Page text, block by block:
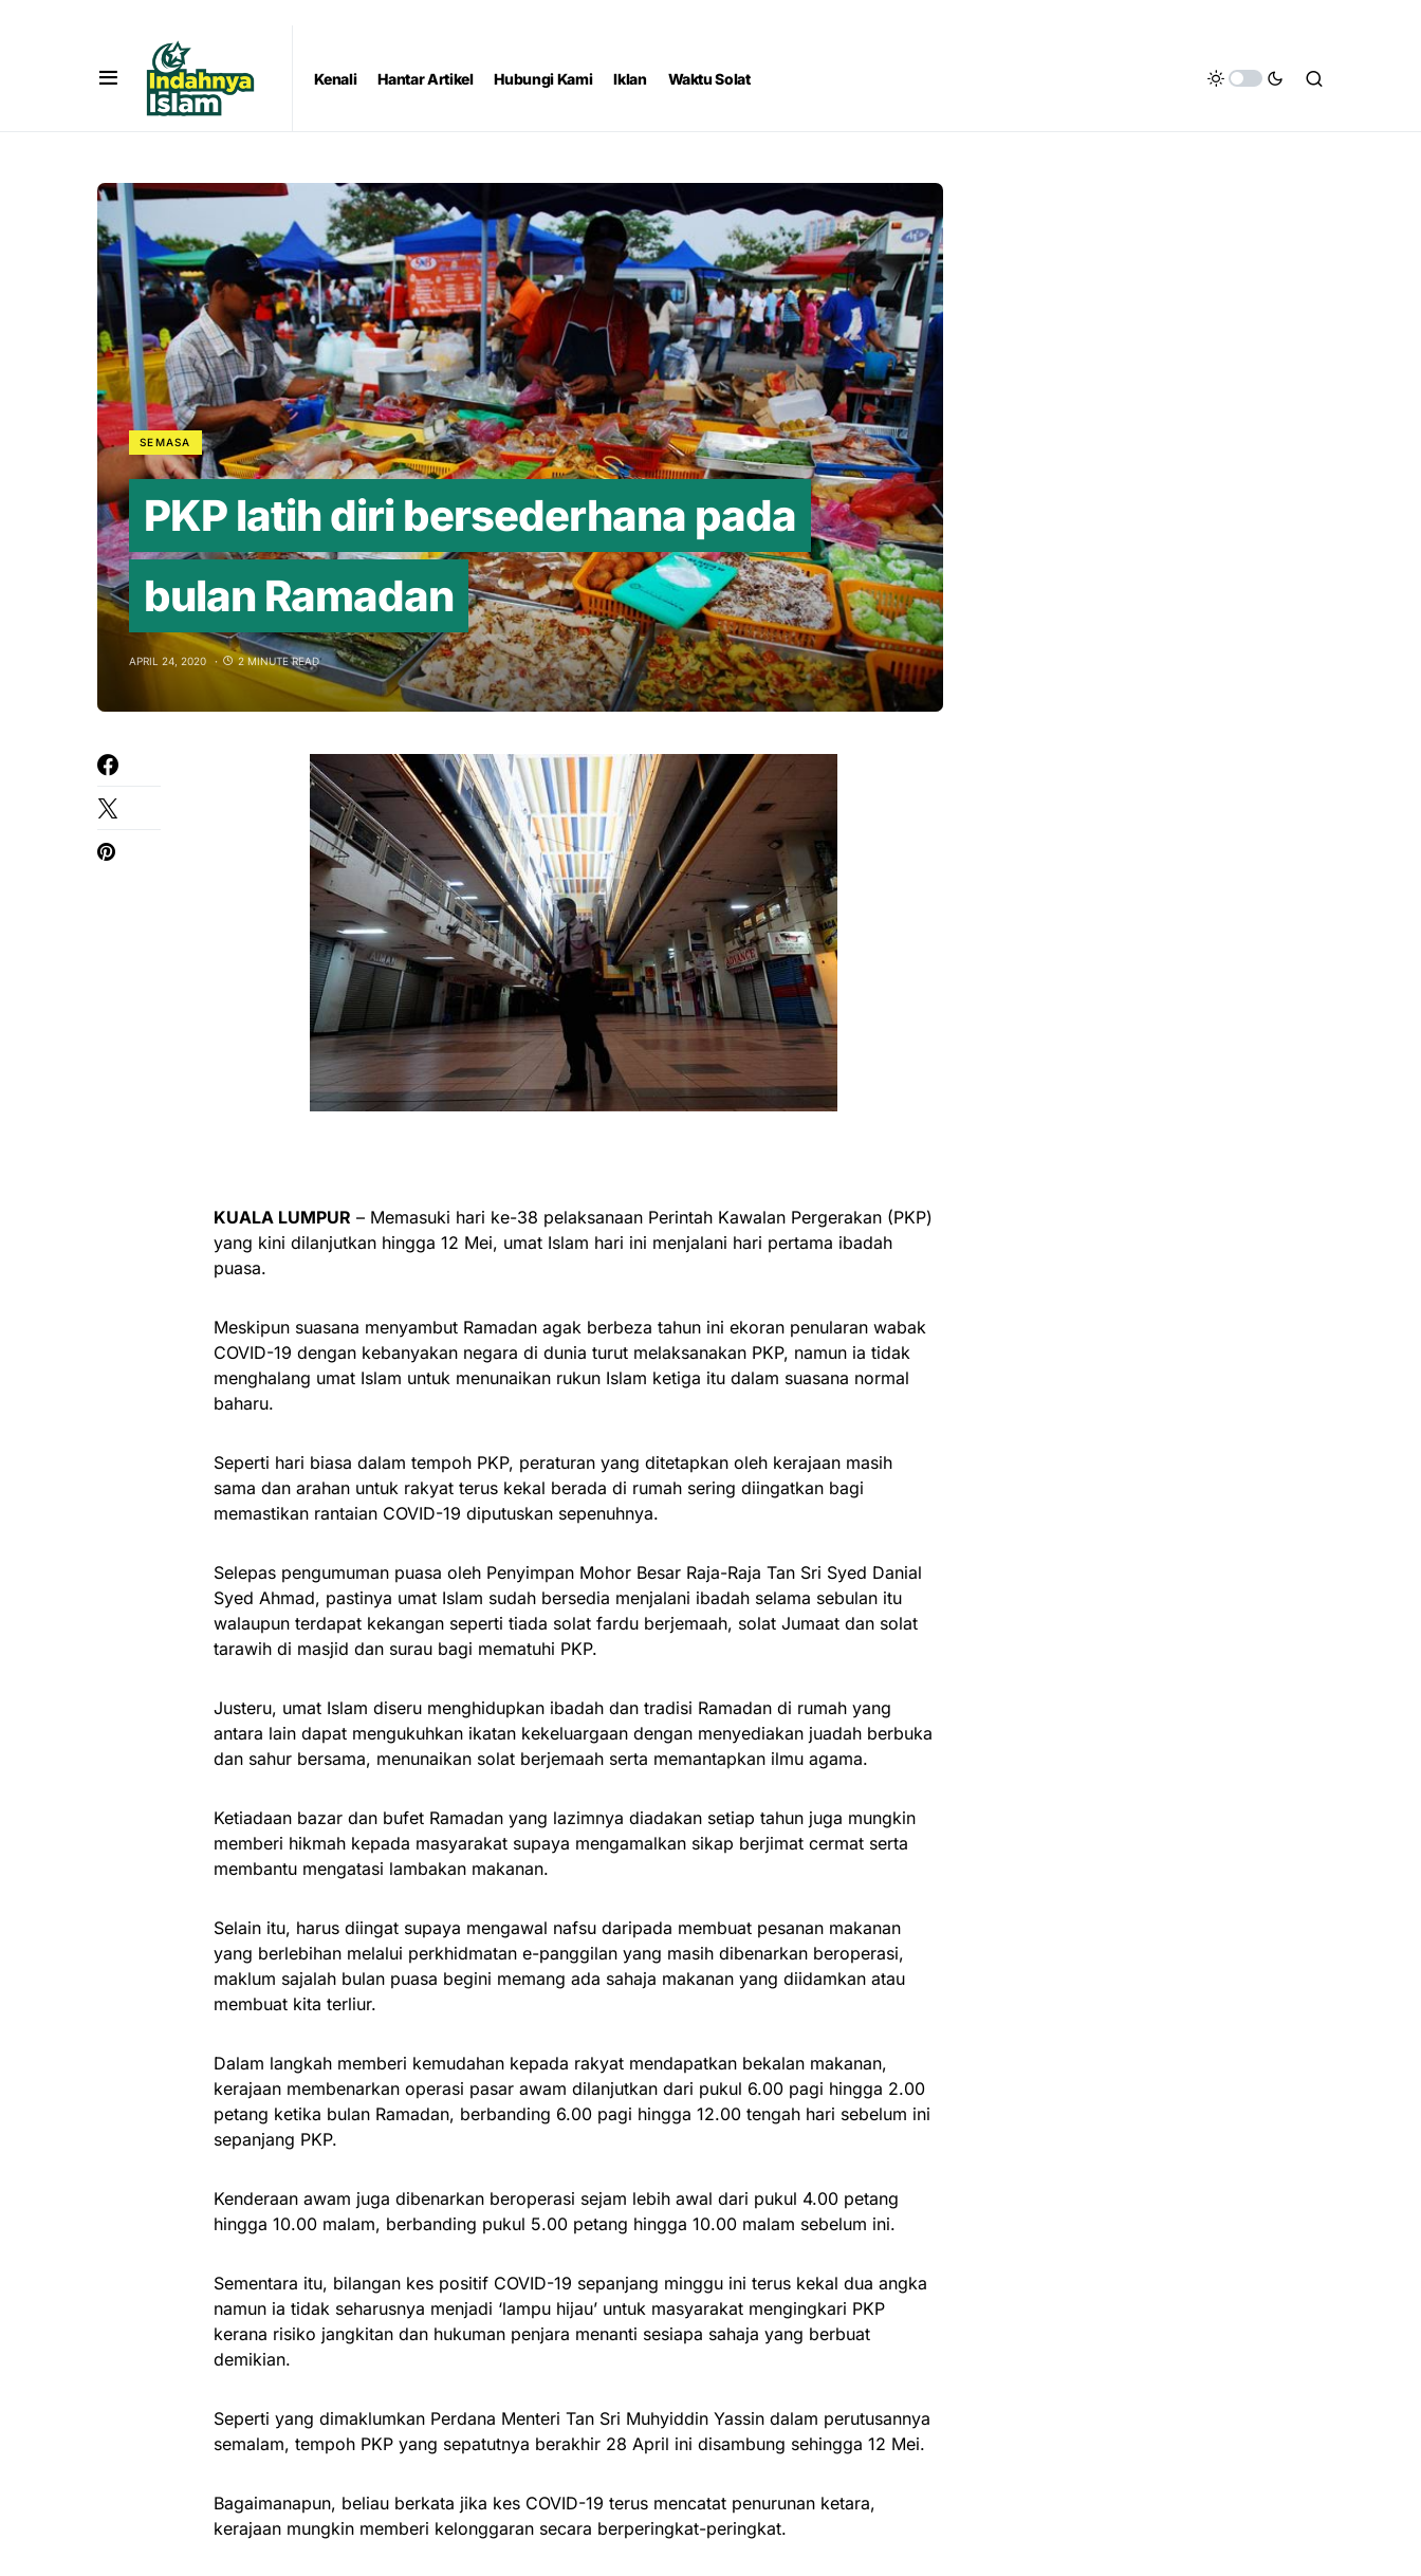
Kenali Hantar Artikel Hubungi Kami Iklan Waktu Solat
SEMASA
PKP latih diri bersederhana pada
bulan Ramadan
APRIL 24, 2020 2 MINUTE READ
KUALA LUMPUR – Memasuki hari ke-38 pelaksanaan Perintah Kawalan Pergerakan (PKP)
yang kini dilanjutkan hingga 12 Mei, umat Islam hari ini menjalani hari pertama ibadah
puasa.
Meskipun suasana menyambut Ramadan agak berbeza tahun ini ekoran penularan wabak
COVID-19 dengan kebanyakan negara di dunia turut melaksanakan PKP, namun ia tidak
menghalang umat Islam untuk menunaikan rukun Islam ketiga itu dalam suasana normal
baharu.
Seperti hari biasa dalam tempoh PKP, peraturan yang ditetapkan oleh kerajaan masih
sama dan arahan untuk rakyat terus kekal berada di rumah sering diingatkan bagi
memastikan rantaian COVID-19 diputuskan sepenuhnya.
Selepas pengumuman puasa oleh Penyimpan Mohor Besar Raja-Raja Tan Sri Syed Danial
Syed Ahmad, pastinya umat Islam sudah bersedia menjalani ibadah selama sebulan itu
walaupun terdapat kekangan seperti tiada solat fardu berjemaah, solat Jumaat dan solat
tarawih di masjid dan surau bagi mematuhi PKP.
Justeru, umat Islam diseru menghidupkan ibadah dan tradisi Ramadan di rumah yang
antara lain dapat mengukuhkan ikatan kekeluargaan dengan menyediakan juadah berbuka
dan sahur bersama, menunaikan solat berjemaah serta memantapkan ilmu agama.
Ketiadaan bazar dan bufet Ramadan yang lazimnya diadakan setiap tahun juga mungkin
memberi hikmah kepada masyarakat supaya mengamalkan sikap berjimat cermat serta
membantu mengatasi lambakan makanan.
Selain itu, harus diingat supaya mengawal nafsu daripada membuat pesanan makanan
yang berlebihan melalui perkhidmatan e-panggilan yang masih dibenarkan beroperasi,
maklum sajalah bulan puasa begini memang ada sahaja makanan yang diidamkan atau
membuat kita terliur.
Dalam langkah memberi kemudahan kepada rakyat mendapatkan bekalan makanan,
kerajaan membenarkan operasi pasar awam dilanjutkan dari pukul 6.00 pagi hingga 2.00
petang ketika bulan Ramadan, berbanding 6.00 pagi hingga 12.00 tengah hari sebelum ini
sepanjang PKP.
Kenderaan awam juga dibenarkan beroperasi sejam lebih awal dari pukul 4.00 petang
hingga 10.00 malam, berbanding pukul 5.00 petang hingga 10.00 malam sebelum ini.
Sementara itu, bilangan kes positif COVID-19 sepanjang minggu ini terus kekal dua angka
namun ia tidak seharusnya menjadi ‘lampu hijau’ untuk masyarakat mengingkari PKP
kerana risiko jangkitan dan hukuman penjara menanti sesiapa sahaja yang berbuat
demikian.
Seperti yang dimaklumkan Perdana Menteri Tan Sri Muhyiddin Yassin dalam perutusannya
semalam, tempoh PKP yang sepatutnya berakhir 28 April ini disambung sehingga 12 Mei.
Bagaimanapun, beliau berkata jika kes COVID-19 terus mencatat penurunan ketara,
kerajaan mungkin memberi kelonggaran secara berperingkat-peringkat.